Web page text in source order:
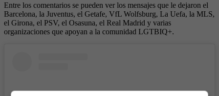
Entre los comentarios se pueden ver los mensajes que le dejaron el
Barcelona, la Juventus, el Getafe, VfL Wolfsburg, La Uefa, la MLS,
el Girona, el PSV, el Osasuna, el Real Madrid y varias
organizaciones que apoyan a la comunidad LGTBIQ+.